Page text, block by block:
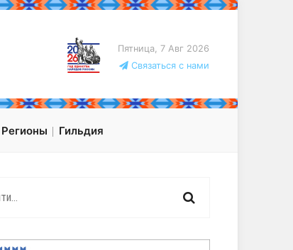
Пятница, 7 Авг 2026
Связаться с нами
Регионы Гильдия